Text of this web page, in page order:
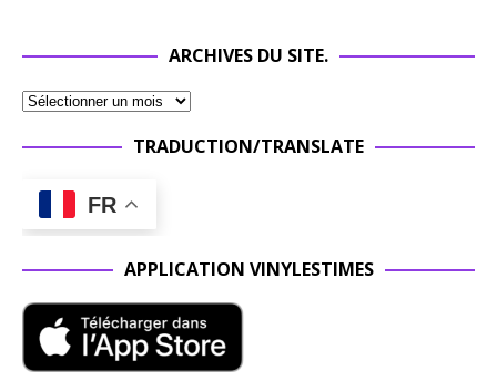
ARCHIVES DU SITE.
TRADUCTION/TRANSLATE
FR
APPLICATION VINYLESTIMES